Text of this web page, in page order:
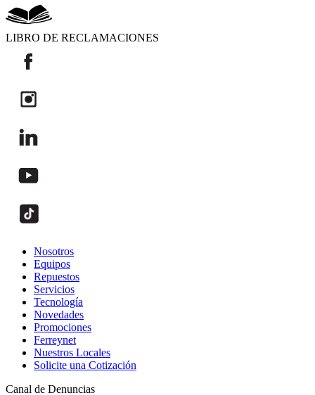
LIBRO DE RECLAMACIONES
Nosotros
Equipos
Repuestos
Servicios
Tecnología
Novedades
Promociones
Ferreynet
Nuestros Locales
Solicite una Cotización
Canal de Denuncias